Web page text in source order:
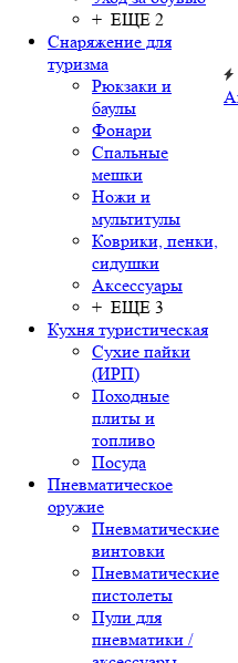
+ ЕЩЕ 2
Снаряжение для
туризма
Рюкзаки и
баулы
Фонари
Спальные
мешки
Ножи и
мультитулы
Коврики, пенки,
сидушки
Аксессуары
+ ЕЩЕ 3
Кухня туристическая
Сухие пайки
(ИРП)
Походные
плиты и
топливо
Посуда
Пневматическое
оружие
Пневматические
винтовки
Пневматические
пистолеты
Пули для
пневматики /